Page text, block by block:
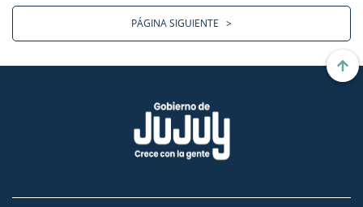
PÁGINA SIGUIENTE >